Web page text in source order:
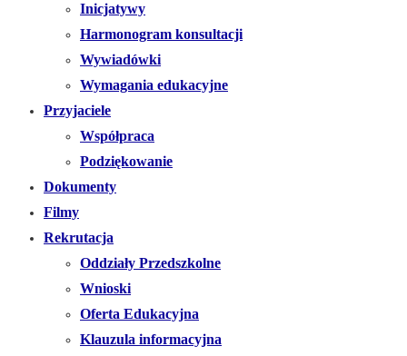
Inicjatywy
Harmonogram konsultacji
Wywiadówki
Wymagania edukacyjne
Przyjaciele
Współpraca
Podziękowanie
Dokumenty
Filmy
Rekrutacja
Oddziały Przedszkolne
Wnioski
Oferta Edukacyjna
Klauzula informacyjna